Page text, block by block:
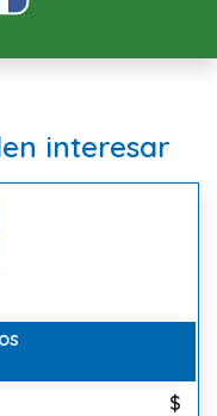
interesar
$